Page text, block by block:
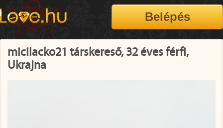
micilacko21 társkereső, 32 éves férfi,
Ukrajna